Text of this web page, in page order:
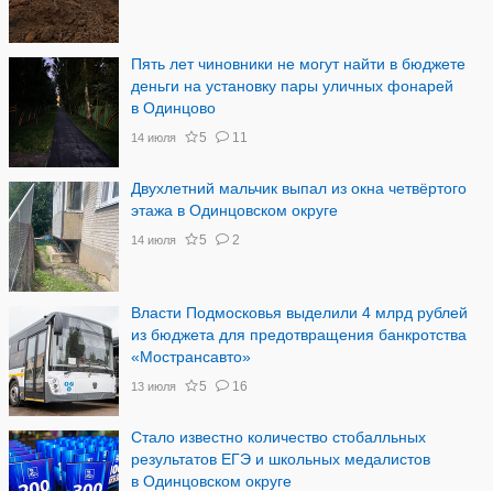
Пять лет чиновники не могут найти в бюджете
деньги на установку пары уличных фонарей
в Одинцово
14 июля 5 11
Двухлетний мальчик выпал из окна четвёртого
этажа в Одинцовском округе
14 июля 5 2
Власти Подмосковья выделили 4 млрд рублей
из бюджета для предотвращения банкротства
«Мострансавто»
13 июля 5 16
Стало известно количество стобалльных
результатов ЕГЭ и школьных медалистов
в Одинцовском округе